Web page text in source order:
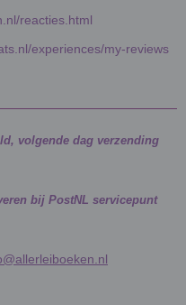
reacties.html
experiences/my-reviews
volgende dag verzending
bij PostNL servicepunt